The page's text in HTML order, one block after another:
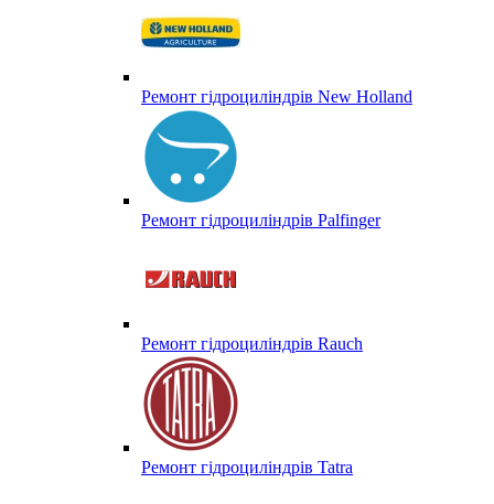
Ремонт гідроциліндрів New Holland
Ремонт гідроциліндрів Palfinger
Ремонт гідроциліндрів Rauch
Ремонт гідроциліндрів Tatra